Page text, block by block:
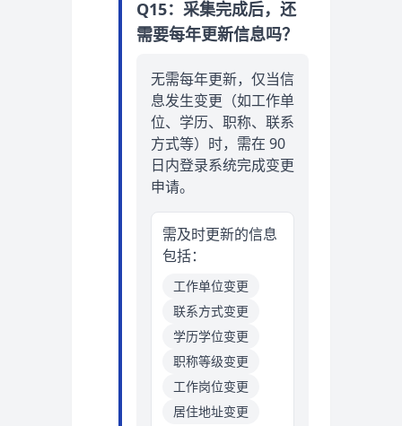
Q15：采集完成后，还
需要每年更新信息吗？
无需每年更新，仅当信
息发生变更（如工作单
位、学历、职称、联系
方式等）时，需在 90
日内登录系统完成变更
申请。
需及时更新的信息
包括：
工作单位变更
联系方式变更
学历学位变更
职称等级变更
工作岗位变更
居住地址变更